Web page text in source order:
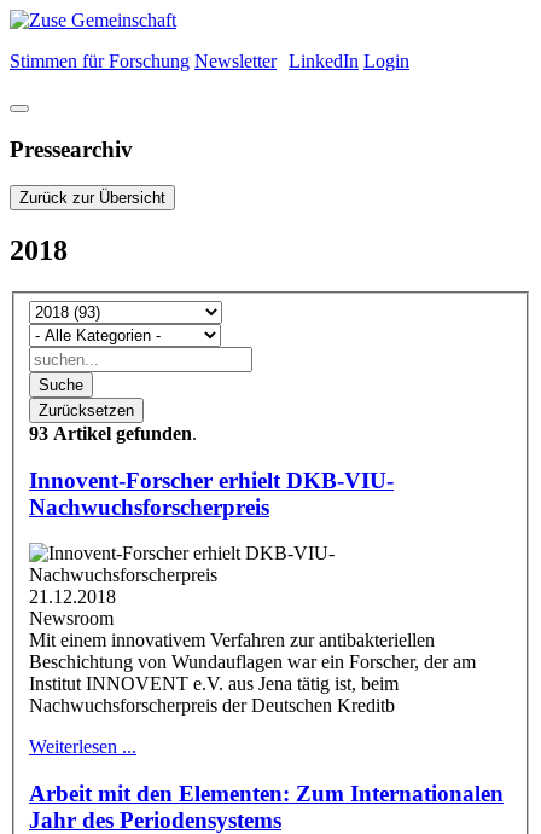
Stimmen für Forschung Newsletter LinkedIn Login
Pressearchiv
Zurück zur Übersicht
2018
Suche
Zurücksetzen
93 Artikel gefunden.
Innovent-Forscher erhielt DKB-VIU-
Nachwuchsforscherpreis
21.12.2018
Newsroom
Mit einem innovativem Verfahren zur antibakteriellen
Beschichtung von Wundauflagen war ein Forscher, der am
Institut INNOVENT e.V. aus Jena tätig ist, beim
Nachwuchsforscherpreis der Deutschen Kreditb
Weiterlesen ...
Arbeit mit den Elementen: Zum Internationalen
Jahr des Periodensystems